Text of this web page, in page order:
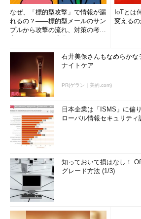
なぜ、「標的型攻撃」で情報が漏
れるの？――標的型メールのサン
プルから攻撃の流れ、対策の考え
IoTとは
変える
石井美保さんもなめらか
ナイトケア
PR(ゲラン｜美的.com)
日本企業は「ISMS」に
ローバル情報セキュリテ
知っておいて損はなし！
グレード方法 (1/3)